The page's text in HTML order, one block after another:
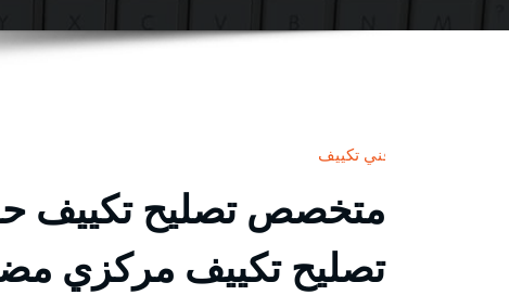
فني تكييف
تصليح تكييف مركزي